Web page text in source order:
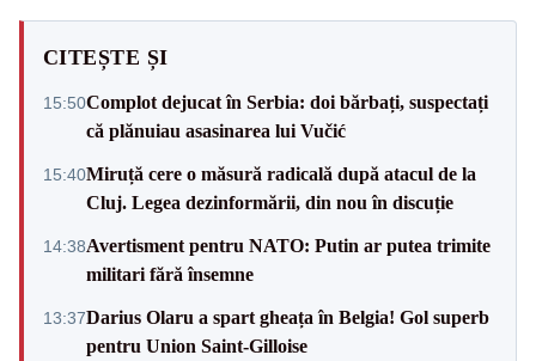
CITEȘTE ȘI
15:50Complot dejucat în Serbia: doi bărbați, suspectați
că plănuiau asasinarea lui Vučić
15:40Miruță cere o măsură radicală după atacul de la
Cluj. Legea dezinformării, din nou în discuție
14:38Avertisment pentru NATO: Putin ar putea trimite
militari fără însemne
13:37Darius Olaru a spart gheața în Belgia! Gol superb
pentru Union Saint-Gilloise